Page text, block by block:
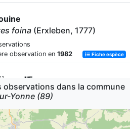
foina (Erxleben, 1777)
observation en 1982 Fiche espèce
d'Europe
europaeusPallas, 1778
observation en2007 Fiche espèce
observations dans la commune
Yonne (89)